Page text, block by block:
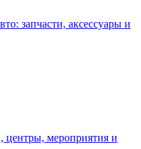
запчасти, аксессуары и
мероприятия и